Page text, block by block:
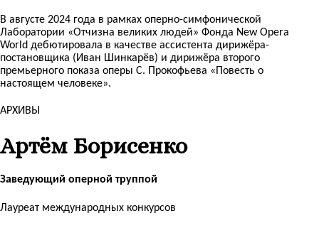
В августе 2024 года в рамках оперно-симфонической
Лаборатории «Отчизна великих людей» Фонда New Opera
World дебютировала в качестве ассистента дирижёра-
постановщика (Иван Шинкарёв) и дирижёра второго
премьерного показа оперы С. Прокофьева «Повесть о
настоящем человеке».
АРХИВЫ
Артём Борисенко
Заведующий оперной труппой
Лауреат международных конкурсов